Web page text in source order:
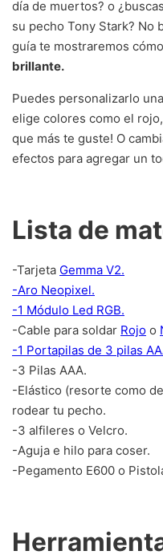
día de muertos? o
su pecho Tony Stark? No
guía te mostraremos
brillante.
Puedes personalizarlo
elige colores como el
que más te guste! O
efectos para agregar un
Lista de
-Tarjeta Gemma V2.
-Aro Neopixel.
-1 Módulo Led RGB.
-Cable para soldar Rojo o
-1 Portapilas de 3 pilas
-3 Pilas AAA.
-Elástico (resorte como
rodear tu pecho.
-3 alfileres o Velcro.
-Aguja e hilo para coser.
-Pegamento E600 o